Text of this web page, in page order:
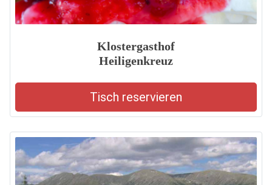
Klostergasthof
Heiligenkreuz
Tisch reservieren